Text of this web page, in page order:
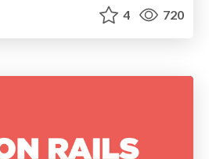
4 720